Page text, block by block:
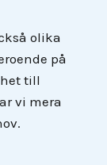
olika
på
till
vi mera